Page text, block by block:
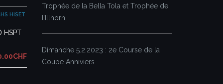
HiSET
HSPT
Trophée de la Bella Tola et Trophée de
l’Illhorn
Dimanche 5.2.2023 : 2e Course de la
Coupe Anniviers